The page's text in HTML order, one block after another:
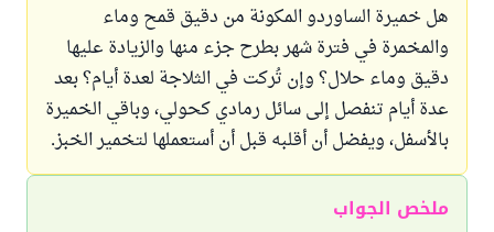
هل خميرة الساوردو المكونة من دقيق قمح وماء
والمخمرة في فترة شهر بطرح جزء منها والزيادة عليها
دقيق وماء حلال؟ وإن تُركت في الثلاجة لعدة أيام؟ بعد
عدة أيام تنفصل إلى سائل رمادي كحولي، وباقي الخميرة
بالأسفل، ويفضل أن أقلبه قبل أن أستعملها لتخمير الخبز.
ملخص الجواب